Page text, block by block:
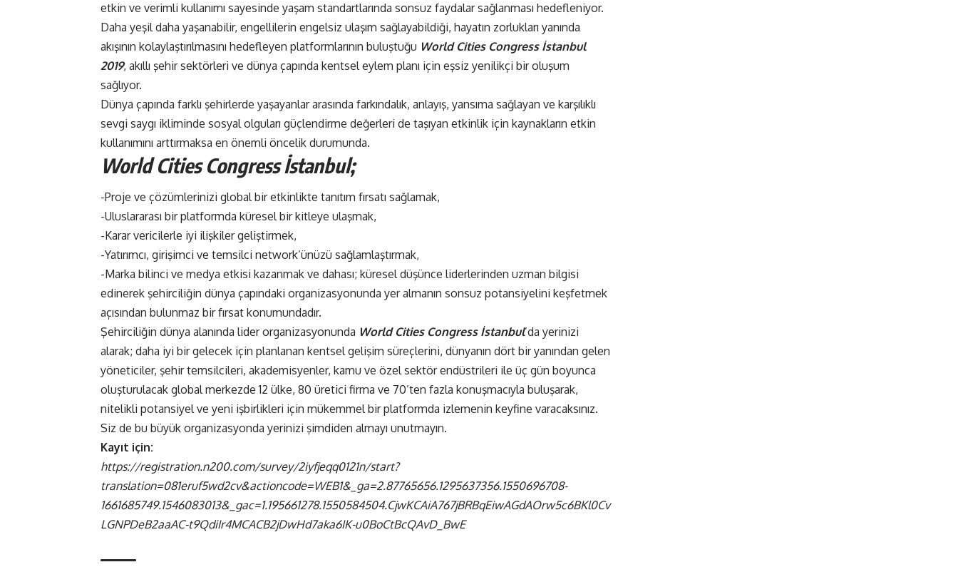
etkin ve verimli kullanımı sayesinde yaşam standartlarında sonsuz faydalar sağlanması hedefleniyor.
Daha yeşil daha yaşanabilir, engellilerin engelsiz ulaşım sağlayabildiği, hayatın zorlukları yanında
akışının kolaylaştırılmasını hedefleyen platformlarının buluştuğu World Cities Congress İstanbul
2019, akıllı şehir sektörleri ve dünya çapında kentsel eylem planı için eşsiz yenilikçi bir oluşum
sağlıyor.
Dünya çapında farklı şehirlerde yaşayanlar arasında farkındalık, anlayış, yansıma sağlayan ve karşılıklı
sevgi saygı ikliminde sosyal olguları güçlendirme değerleri de taşıyan etkinlik için kaynakların etkin
kullanımını arttırmaksa en önemli öncelik durumunda.
World Cities Congress İstanbul;
-Proje ve çözümlerinizi global bir etkinlikte tanıtım fırsatı sağlamak,
-Uluslararası bir platformda küresel bir kitleye ulaşmak,
-Karar vericilerle iyi ilişkiler geliştirmek,
-Yatırımcı, girişimci ve temsilci network’ünüzü sağlamlaştırmak,
-Marka bilinci ve medya etkisi kazanmak ve dahası; küresel düşünce liderlerinden uzman bilgisi
edinerek şehirciliğin dünya çapındaki organizasyonunda yer almanın sonsuz potansiyelini keşfetmek
açısından bulunmaz bir fırsat konumundadır.
Şehirciliğin dünya alanında lider organizasyonunda World Cities Congress İstanbul’da yerinizi
alarak; daha iyi bir gelecek için planlanan kentsel gelişim süreçlerini, dünyanın dört bir yanından gelen
yöneticiler, şehir temsilcileri, akademisyenler, kamu ve özel sektör endüstrileri ile üç gün boyunca
oluşturulacak global merkezde 12 ülke, 80 üretici firma ve 70’ten fazla konuşmacıyla buluşarak,
nitelikli potansiyel ve yeni işbirlikleri için mükemmel bir platformda izlemenin keyfine varacaksınız.
Siz de bu büyük organizasyonda yerinizi şimdiden almayı unutmayın.
Kayıt için:
https://registration.n200.com/survey/2iyfjeqq0121n/start?
translation=081eruf5wd2cv&actioncode=WEB1&_ga=2.87765656.1295637356.1550696708-
1661685749.1546083013&_gac=1.195661278.1550584504.CjwKCAiA767jBRBqEiwAGdAOrw5c6BKl0Cv
LGNPDeB2aaAC-t9QdiIr4MCACB2jDwHd7aka6IK-u0BoCtBcQAvD_BwE